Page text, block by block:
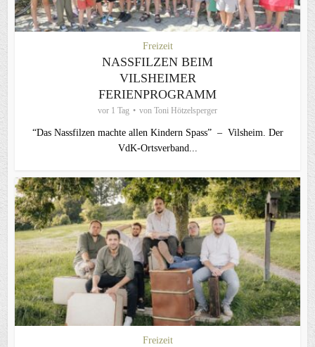
Freizeit
NASSFILZEN BEIM
VILSHEIMER
FERIENPROGRAMM
vor 1 Tag von Toni Hötzelsperger
“Das Nassfilzen machte allen Kindern Spass” – Vilsheim. Der
VdK-Ortsverband...
Freizeit